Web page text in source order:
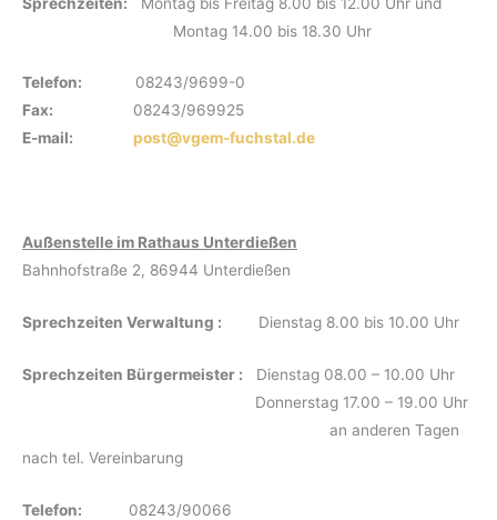
Montag 14.00 bis 18.30 Uhr
Telefon: 08243/9699-0
Fax: 08243/969925
E-mail: post@vgem-fuchstal.de
Außenstelle im Rathaus Unterdießen
Bahnhofstraße 2, 86944 Unterdießen
Sprechzeiten Verwaltung : Dienstag 8.00 bis 10.00 Uhr
Sprechzeiten Bürgermeister : Dienstag 08.00 – 10.00 Uhr
Donnerstag 17.00 – 19.00 Uhr
an anderen Tagen
nach tel. Vereinbarung
Telefon: 08243/90066